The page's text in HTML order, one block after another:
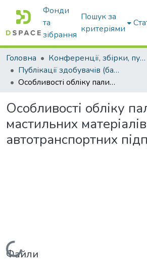
Фонди
та
зібрання
Пошук за
критеріями
Головна
Конференції, збірки, публікації молодих вчених і здобувачів : магістрів, бакалаврів, аспірантів.
Публікації здобувачів (бакалаврів. магістрів, аспірантів)
Особливості обліку паливо-мастильних матеріалів на автотранспортних підприємствах
Особливості обліку
мастильних
автотранспортних
Вантажиться...
Файли